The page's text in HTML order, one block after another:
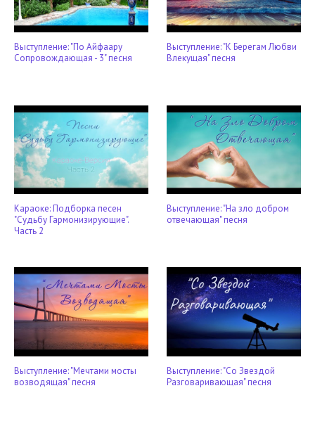
Выступление: "По Айфаару
Сопровождающая - 3" песня
Выступление: "К Берегам Любви
Влекущая" песня
Караоке: Подборка песен
"Судьбу Гармонизирующие".
Часть 2
Выступление: "На зло добром
отвечающая" песня
Выступление: "Мечтами мосты
возводящая" песня
Выступление: "Со Звездой
Разговаривающая" песня